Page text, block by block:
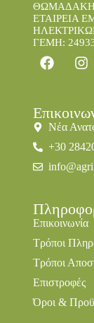
ΘΩΜΑΔΑΚΗ
ΕΤΑΙΡΕΙΑ
ΓΕΜΗ:
Νέα
+30
Επικοινωνία
Τρόποι
Τρόποι
Επιστροφές
Όροι &